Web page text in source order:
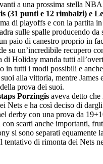
a una prossima stella
(31 punti e 12 rimbalzi) e
di playoffs e con la partita
sulle spalle producendo da
paio di canestro proprio in
su un’incredibile recupero
di Holiday manda tutti
in tutti i modi possibili e
alla vittoria, mentre James
prova dei suoi.
Porzingis aveva detto
Nets e ha così deciso di
derby con una prova da
scarti anche importanti,
si sono separati equamente
di rimonta dei Nets